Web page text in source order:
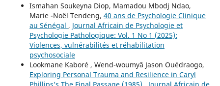
Ismahan Soukeyna Diop, Mamadou Mbodj Ndao,
Marie -Noël Tendeng, 40 ans de Psychologie Clinique
au Sénégal , Journal Africain de Psychologie et
Psychologie Pathologique: Vol. 1 No 1 (2025):
Violences, vulnérabilités et réhabilitation
psychosociale
Lookmane Kaboré , Wend-woumyâ Jason Ouédraogo,
Exploring Personal Trauma and Resilience in Caryl